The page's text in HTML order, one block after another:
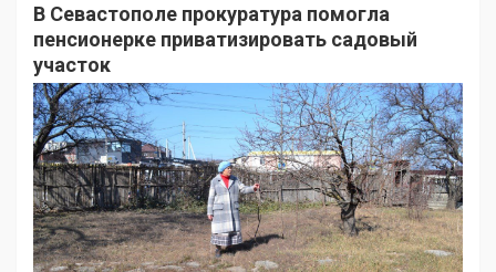
В Севастополе прокуратура помогла
пенсионерке приватизировать садовый
участок